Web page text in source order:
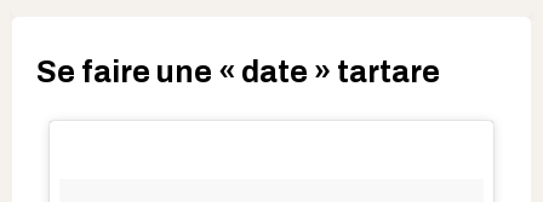
Se faire une « date » tartare